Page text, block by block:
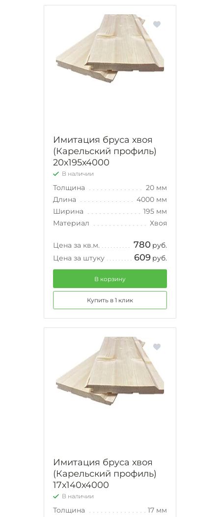
Имитация бруса хвоя
(Карельский профиль)
20х195х4000
В наличии
Толщина
20 мм
Длина
4000 мм
Ширина
195 мм
Материал
Хвоя
Цена за кв.м. 780 руб.
Цена за штуку
609 руб.
В корзину
Купить в 1 клик
Имитация бруса хвоя
(Карельский профиль)
17х140х4000
В наличии
Толщина
17 мм